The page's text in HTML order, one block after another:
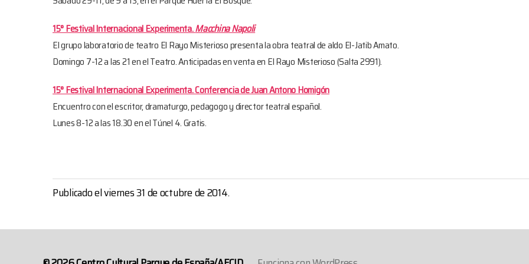
15° Festival Internacional Experimenta.Macchina Napoli
El grupo laboratorio de teatro El Rayo Misterioso presenta la obra teatral de aldo El-Jatib Amato.
Domingo 7-12 a las 21 en el Teatro. Anticipadas en venta en El Rayo Misterioso (Salta 2991).
15° Festival Internacional Experimenta. Conferencia de Juan Antono Homigón
Encuentro con el escritor, dramaturgo, pedagogo y director teatral español.
Lunes 8-12 a las 18.30 en el Túnel 4. Gratis.
Publicado el viernes 31 de octubre de 2014.